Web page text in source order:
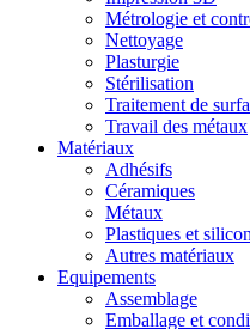
Métrologie et
Nettoyage
Plasturgie
Stérilisation
Traitement de
Travail des métaux
Matériaux
Adhésifs
Céramiques
Métaux
Plastiques et
Autres matériaux
Equipements
Assemblage
Emballage et